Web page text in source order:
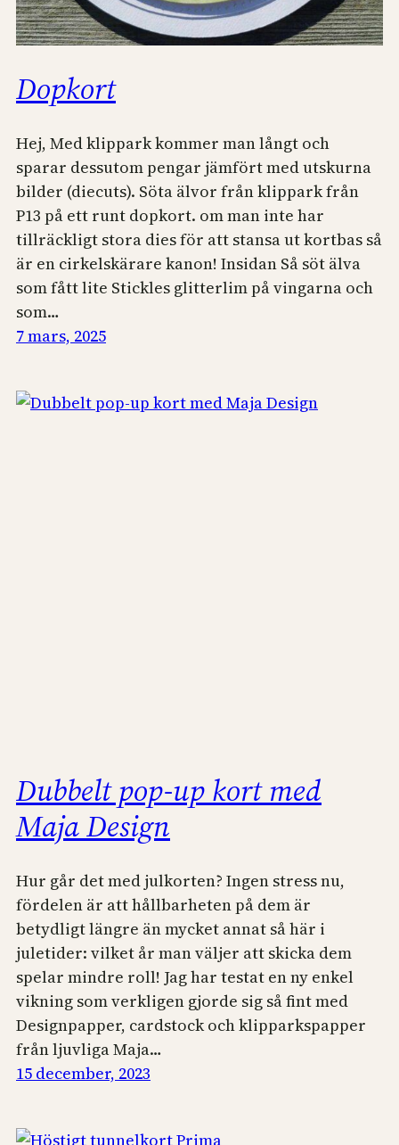
Dopkort
Hej, Med klippark kommer man långt och
sparar dessutom pengar jämfört med utskurna
bilder (diecuts). Söta älvor från klippark från
P13 på ett runt dopkort. om man inte har
tillräckligt stora dies för att stansa ut kortbas så
är en cirkelskärare kanon! Insidan Så söt älva
som fått lite Stickles glitterlim på vingarna och
som…
7 mars, 2025
Dubbelt pop-up kort med
Maja Design
Hur går det med julkorten? Ingen stress nu,
fördelen är att hållbarheten på dem är
betydligt längre än mycket annat så här i
juletider: vilket år man väljer att skicka dem
spelar mindre roll! Jag har testat en ny enkel
vikning som verkligen gjorde sig så fint med
Designpapper, cardstock och klipparkspapper
från ljuvliga Maja…
15 december, 2023